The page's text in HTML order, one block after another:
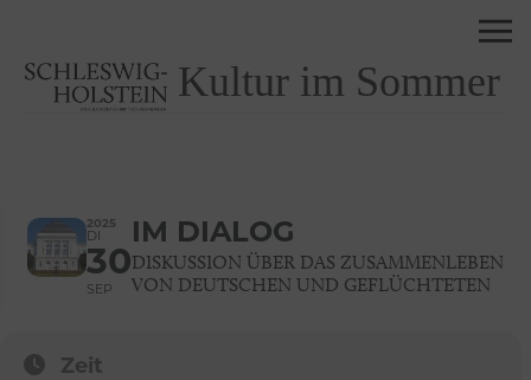
Kultur im Sommer
2025
DI
30
SEP
IM DIALOG
DISKUSSION ÜBER DAS ZUSAMMENLEBEN
VON DEUTSCHEN UND GEFLÜCHTETEN
Zeit